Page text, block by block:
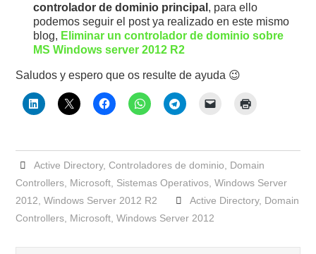
controlador de dominio principal , para ello
podemos seguir el post ya realizado en este mismo
blog, Eliminar un controlador de dominio sobre
MS Windows server 2012 R2
Saludos y espero que os resulte de ayuda 😉
Active Directory, Controladores de dominio
Domain
Controllers Microsoft Sistemas Operativos ,Windows Server
2012 ,Windows Server 2012 R2 Active Directory, Domain
Controllers Microsoft ,Windows Server 2012